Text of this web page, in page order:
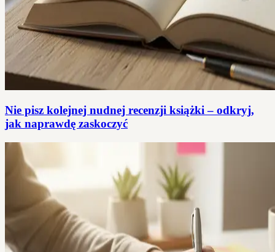
Nie pisz kolejnej nudnej recenzji książki – odkryj,
jak naprawdę zaskoczyć